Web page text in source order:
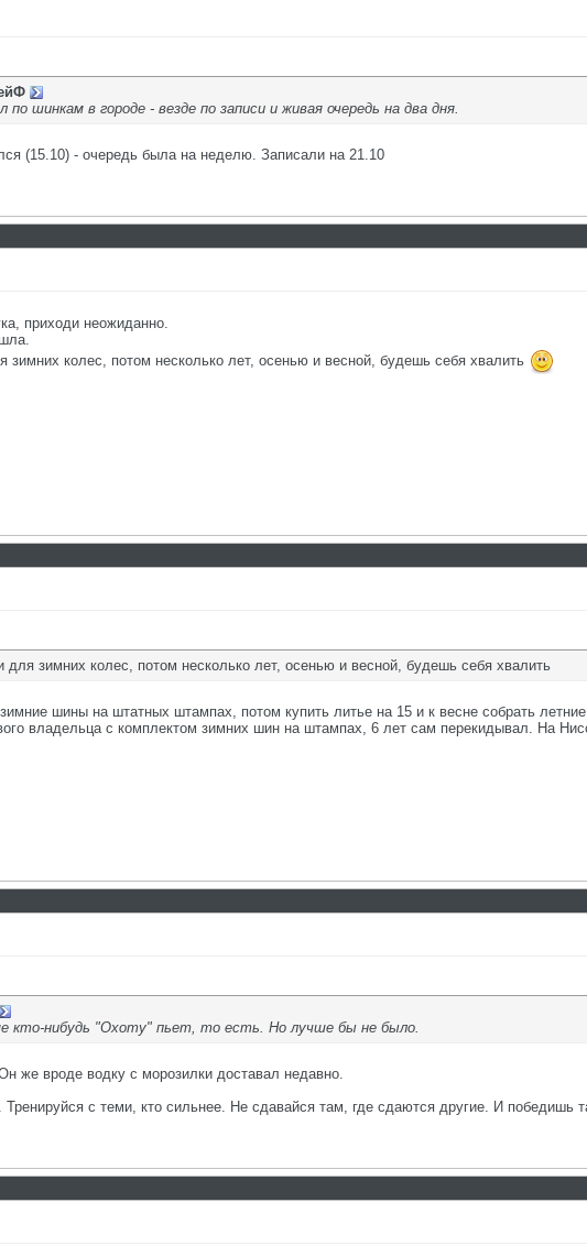
по шинкам в городе - везде по записи и живая очередь на два дня.
(15.10) - очередь была на неделю. Записали на 21.10
приходи неожиданно.
зимних колес, потом несколько лет, осенью и весной, будешь себя хвалить
для зимних колес, потом несколько лет, осенью и весной, будешь себя хвалить
шины на штатных штампах, потом купить литье на 15 и к весне собрать
владельца с комплектом зимних шин на штампах, 6 лет сам перекидывал. На
кто-нибудь "Охоту" пьет, то есть. Но лучше бы не было.
же вроде водку с морозилки доставал недавно.
с теми, кто сильнее. Не сдавайся там, где сдаются другие. И победишь